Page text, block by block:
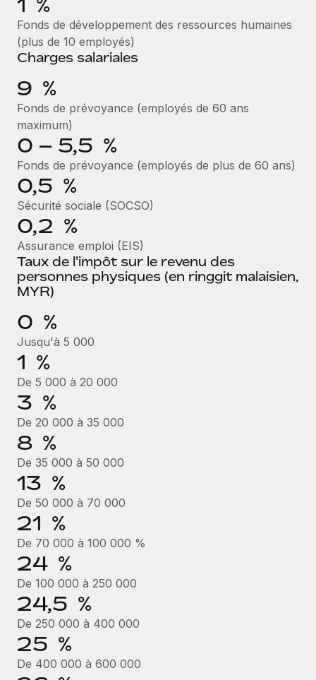
Création d’entité
Établissez des entités rapidement et en toute
conformité
Organisez facilement le déménagement de vos
employés
Avantages sociaux
Gérez facilement les avantages sociaux
Intégration Remote x BambooHR : du local à
l’international, le recrutement sans changer de
plateforme
Impact Les clients BambooHR peuvent désormais
embaucher et gérer les employés internationaux...
En savoir plus
Explorer le blog
BLOG
Mises à jour des produits de Remote :
Intégrations Gusto et Xero et Gestion des
freelances Plus
Remote a toujours pour mission d'aider les entreprises de
toute taille à embaucher, gérer et payer...
En savoir plus
Comment Phiture gère ses 55 employés
répartis dans 19 pays grâce à Remote
Phiture, un leader notable du conseil en matière de
croissance mobile internationale, encourage les...
En savoir plus
Fonds de développement des ressources humaines
(plus de 10 employés)
Charges salariales
9 %
Fonds de prévoyance (employés de 60 ans
maximum)
0 – 5,5 %
Fonds de prévoyance (employés de plus de 60 ans)
0,5 %
Sécurité sociale (SOCSO)
0,2 %
Assurance emploi (EIS)
Taux de l'impôt sur le revenu des
personnes physiques (en ringgit malaisien,
MYR)
0 %
Jusqu'à 5 000
1 %
De 5 000 à 20 000
3 %
De 20 000 à 35 000
8 %
De 35 000 à 50 000
13 %
De 50 000 à 70 000
21 %
De 70 000 à 100 000 %
24 %
De 100 000 à 250 000
24,5 %
De 250 000 à 400 000
25 %
De 400 000 à 600 000